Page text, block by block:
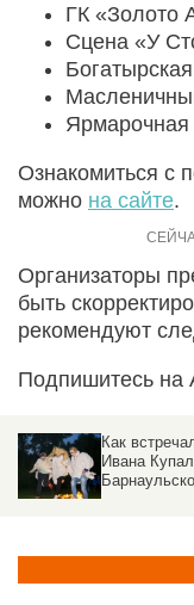
ГК «Золото
Сцена «У
Ознакомиться с
можно на сайте.
Организаторы
быть
рекомендуют
Подпишитесь на
Водное шоу
при любой
Барнауле